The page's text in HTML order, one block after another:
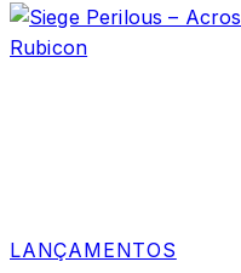
LANÇAMENTOS